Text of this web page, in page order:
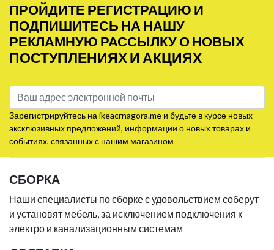
ПРОЙДИТЕ РЕГИСТРАЦИЮ И
ПОДПИШИТЕСЬ НА НАШУ
РЕКЛАМНУЮ РАССЫЛКУ О НОВЫХ
ПОСТУПЛЕНИЯХ И АКЦИЯХ
Зарегистрируйтесь на ikeacrnagora.me и будьте в курсе новых
эксклюзивных предложений, информации о новых товарах и
событиях, связанных с нашим магазином
СБОРКА
Наши специалисты по сборке с удовольствием соберут
и установят мебель, за исключением подключения к
электро и канализационным системам